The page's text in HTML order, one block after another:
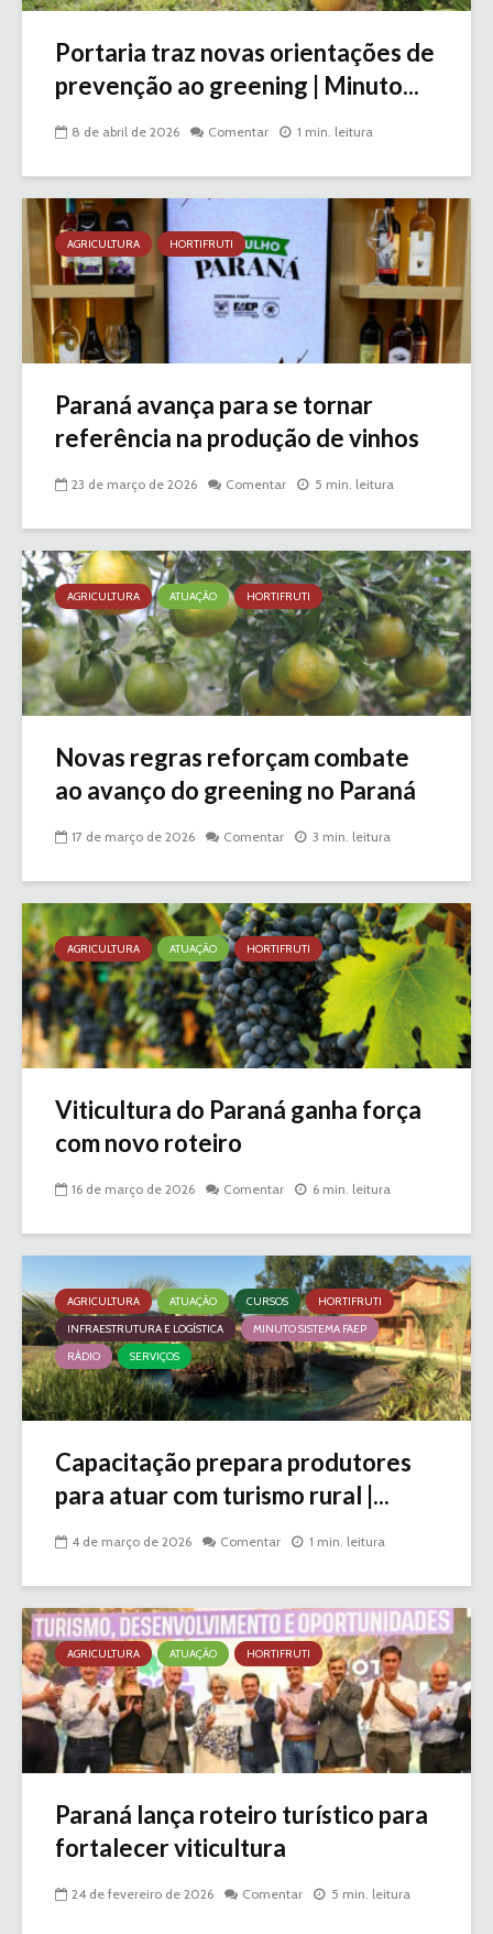
Portaria traz novas orientações de
prevenção ao greening | Minuto...
8 de abril de 2026 Comentar 1 min. leitura
AGRICULTURA HORTIFRUTI
Paraná avança para se tornar
referência na produção de vinhos
23 de março de 2026 Comentar 5 min. leitura
AGRICULTURA ATUAÇÃO HORTIFRUTI
Novas regras reforçam combate
ao avanço do greening no Paraná
17 de março de 2026 Comentar 3 min. leitura
AGRICULTURA ATUAÇÃO HORTIFRUTI
Viticultura do Paraná ganha força
com novo roteiro
16 de março de 2026 Comentar 6 min. leitura
AGRICULTURA ATUAÇÃO CURSOS
HORTIFRUTI
INFRAESTRUTURA E LOGÍSTICA
MINUTO SISTEMA FAEP
RÁDIO
SERVIÇOS
Capacitação prepara produtores
para atuar com turismo rural |...
4 de março de 2026 Comentar 1 min. leitura
AGRICULTURA ATUAÇÃO HORTIFRUTI
Paraná lança roteiro turístico para
fortalecer viticultura
24 de fevereiro de 2026 Comentar 5 min. leitura